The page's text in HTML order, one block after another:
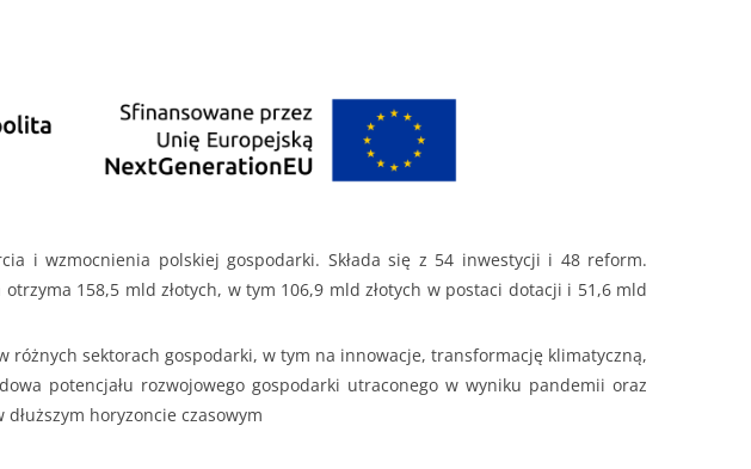
i wzmocnienia polskiej gospodarki. Składa się z 54 inwestycji i 48 reform.
158,5 mld złotych, w tym 106,9 mld złotych w postaci dotacji i 51,6 mld
sektorach gospodarki, w tym na innowacje, transformację klimatyczną,
potencjału rozwojowego gospodarki utraconego w wyniku pandemii oraz
horyzoncie czasowym